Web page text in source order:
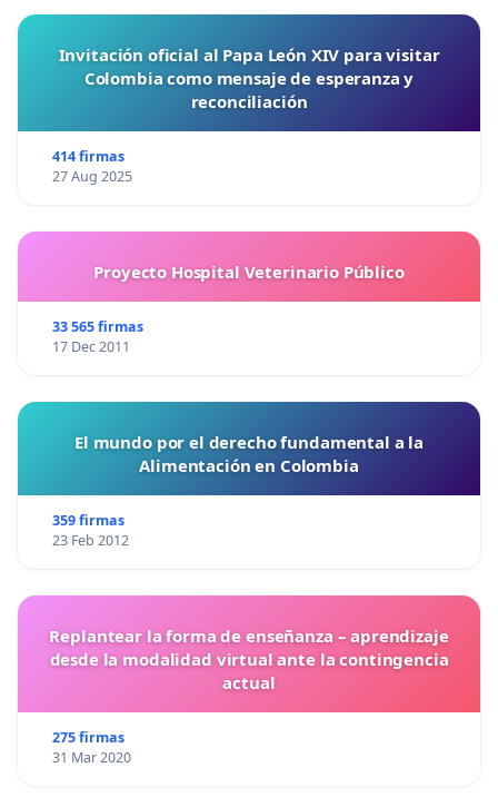
Invitación oficial al Papa León XIV para visitar
Colombia como mensaje de esperanza y
reconciliación
414 firmas
27 Aug 2025
Proyecto Hospital Veterinario Público
33 565 firmas
17 Dec 2011
El mundo por el derecho fundamental a la
Alimentación en Colombia
359 firmas
23 Feb 2012
Replantear la forma de enseñanza – aprendizaje
desde la modalidad virtual ante la contingencia
actual
275 firmas
31 Mar 2020